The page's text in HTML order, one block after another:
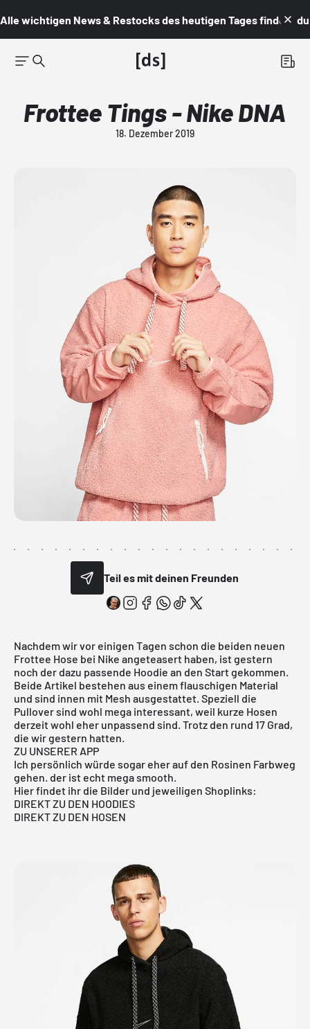
Alle wichtigen News & Restocks des heutigen Tages findest du
Frottee Tings - Nike DNA
18. Dezember 2019
Teil es mit deinen Freunden
Nachdem wir vor einigen Tagen schon die beiden neuen
Frottee Hose bei Nike angeteasert haben, ist gestern
noch der dazu passende Hoodie an den Start gekommen.
Beide Artikel bestehen aus einem flauschigen Material
und sind innen mit Mesh ausgestattet. Speziell die
Pullover sind wohl mega interessant, weil kurze Hosen
derzeit wohl eher unpassend sind. Trotz den rund 17 Grad,
die wir gestern hatten.
ZU UNSERER APP
Ich persönlich würde sogar eher auf den Rosinen Farbweg
gehen. der ist echt mega smooth.
Hier findet ihr die Bilder und jeweiligen Shoplinks:
DIREKT ZU DEN HOODIES
DIREKT ZU DEN HOSEN